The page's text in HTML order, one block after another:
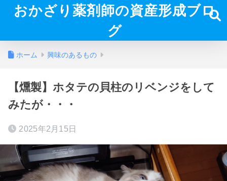
おかざり薬剤師の資産形成ブロ
グ
ホーム 興味のあるもの
【燻製】ホタテの貝柱のリベンジをして
みたが・・・
2025年2月15日